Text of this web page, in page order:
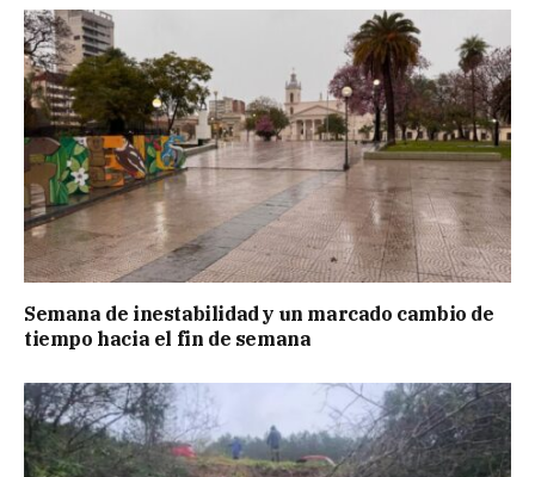
Semana de inestabilidad y un marcado cambio de
tiempo hacia el fin de semana